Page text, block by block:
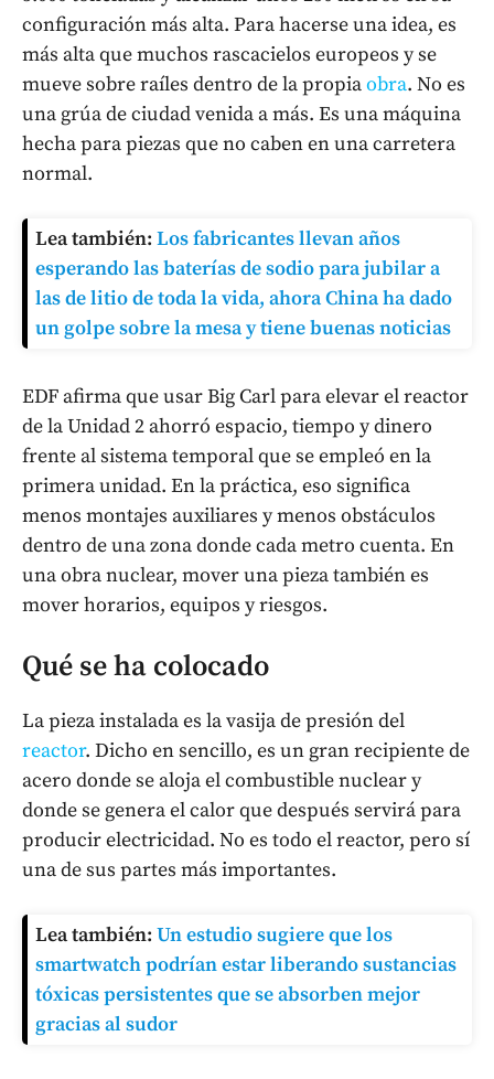
configuración más alta. Para hacerse una idea, es
más alta que muchos rascacielos europeos y se
mueve sobre raíles dentro de la propiaobra. No es
una grúa de ciudad venida a más. Es una máquina
hecha para piezas que no caben en una carretera
normal.
Lea también: Los fabricantes llevan años
esperando las baterías de sodio para jubilar a
las de litio de toda la vida, ahora China ha dado
un golpe sobre la mesa y tiene buenas noticias
EDF afirma que usar Big Carl para elevar el reactor
de la Unidad 2 ahorró espacio, tiempo y dinero
frente al sistema temporal que se empleó en la
primera unidad. En la práctica, eso significa
menos montajes auxiliares y menos obstáculos
dentro de una zona donde cada metro cuenta. En
una obra nuclear, mover una pieza también es
mover horarios, equipos y riesgos.
Qué se ha colocado
La pieza instalada es la vasija de presión del
reactor. Dicho en sencillo, es un gran recipiente de
acero donde se aloja el combustible nuclear y
donde se genera el calor que después servirá para
producir electricidad. No es todo el reactor, pero sí
una de sus partes más importantes.
Lea también: Un estudio sugiere que los
smartwatch podrían estar liberando sustancias
tóxicas persistentes que se absorben mejor
gracias al sudor